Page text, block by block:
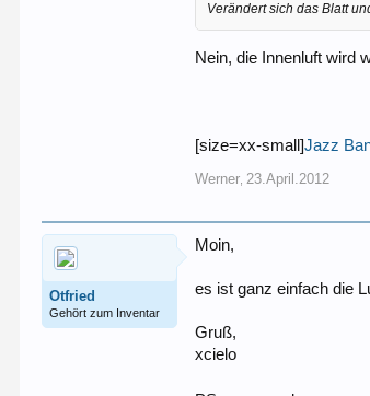
Verändert sich das Blatt
Nein, die Innenluft wird
[size=xx-small]Jazz
Werner 23.April.2012
Otfried
Gehört zum Inventar
Moin,
es ist ganz einfach die
Gruß,
xcielo